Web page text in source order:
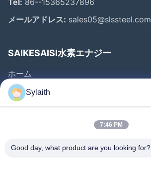
Tel: 86--15365237896
メールアドレス: sales05@slssteel.com
SAIKESAISI水素エナジー
ホーム
製品
ビデオ
会社案内
Sylaith
7:46 PM
Good day, what product are you looking for?